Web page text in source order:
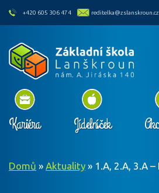
skip to main content
+420 605 306 474 reditelka@zslanskroun.cz
Kariéra Jídelníček
Domů » Aktuality » 1.A, 2.A, 3.A